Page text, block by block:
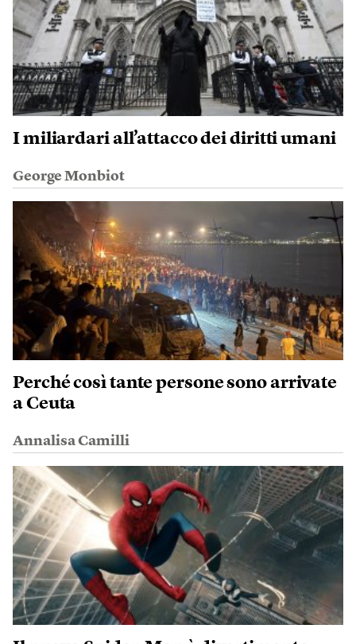
I miliardari all’attacco dei diritti umani
George Monbiot
Perché così tante persone sono arrivate
a Ceuta
Annalisa Camilli